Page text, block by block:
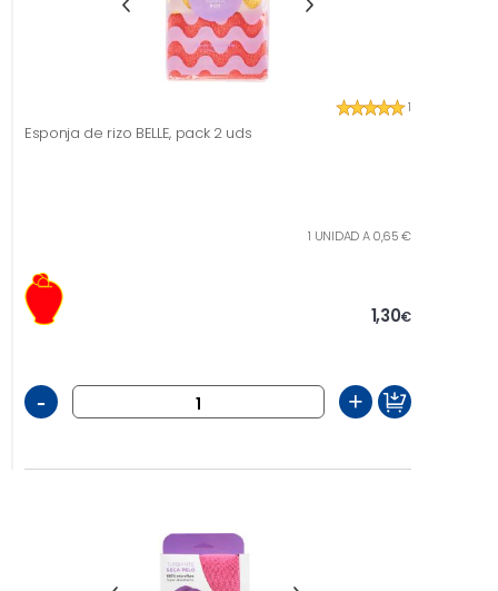
1
Esponja de rizo BELLE, pack 2 uds
1 UNIDAD A 0,65 €
1,30€
- +